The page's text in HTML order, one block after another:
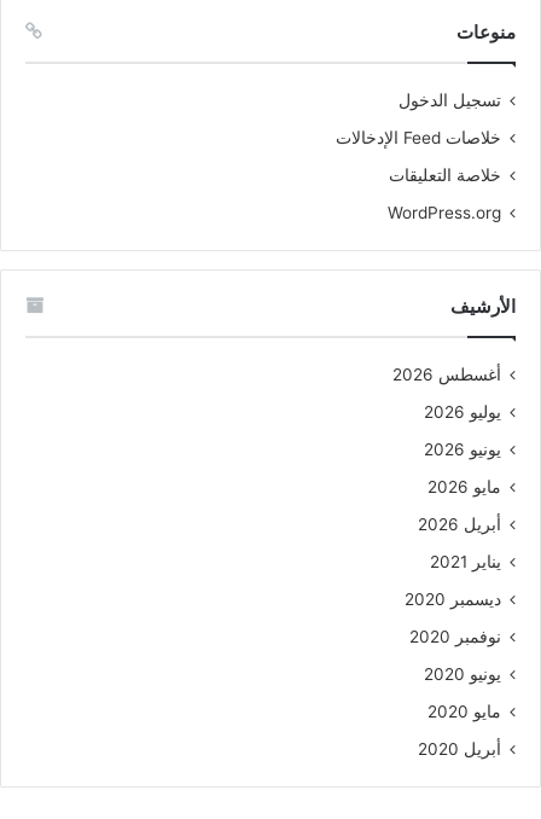
منوعات
تسجيل الدخول
خلاصات Feed الإدخالات
خلاصة التعليقات
WordPress.org
الأرشيف
أغسطس 2026
يوليو 2026
يونيو 2026
مايو 2026
أبريل 2026
يناير 2021
ديسمبر 2020
نوفمبر 2020
يونيو 2020
مايو 2020
أبريل 2020